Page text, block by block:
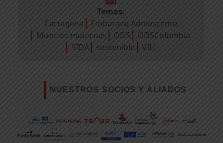
Temas:
Cartagena
Embarazo Adolescente
Muertes maternas
ODS
ODSColombia
SIDA
sostenible VIH
NUESTROS SOCIOS Y ALIADOS